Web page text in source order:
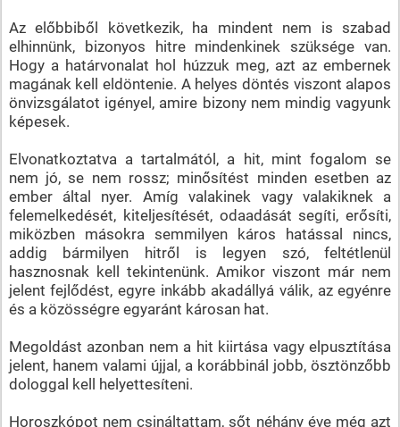
Az előbbiből következik, ha mindent nem is szabad
elhinnünk, bizonyos hitre mindenkinek szüksége van.
Hogy a határvonalat hol húzzuk meg, azt az embernek
magának kell eldöntenie. A helyes döntés viszont alapos
önvizsgálatot igényel, amire bizony nem mindig vagyunk
képesek.
Elvonatkoztatva a tartalmától, a hit, mint fogalom se
nem jó, se nem rossz; minősítést minden esetben az
ember által nyer. Amíg valakinek vagy valakiknek a
felemelkedését, kiteljesítését, odaadását segíti, erősíti,
miközben másokra semmilyen káros hatással nincs,
addig bármilyen hitről is legyen szó, feltétlenül
hasznosnak kell tekintenünk. Amikor viszont már nem
jelent fejlődést, egyre inkább akadállyá válik, az egyénre
és a közösségre egyaránt károsan hat.
Megoldást azonban nem a hit kiirtása vagy elpusztítása
jelent, hanem valami újjal, a korábbinál jobb, ösztönzőbb
dologgal kell helyettesíteni.
Horoszkópot nem csináltattam, sőt néhány éve még azt